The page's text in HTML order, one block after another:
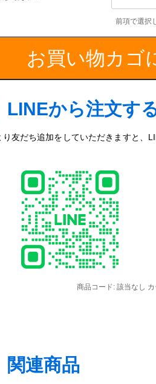
角
厚
皮）
個
お買い物カゴ
LINEから注文す
友だち追加をしていただきますと、
商品コード: 該当なし
関連商品